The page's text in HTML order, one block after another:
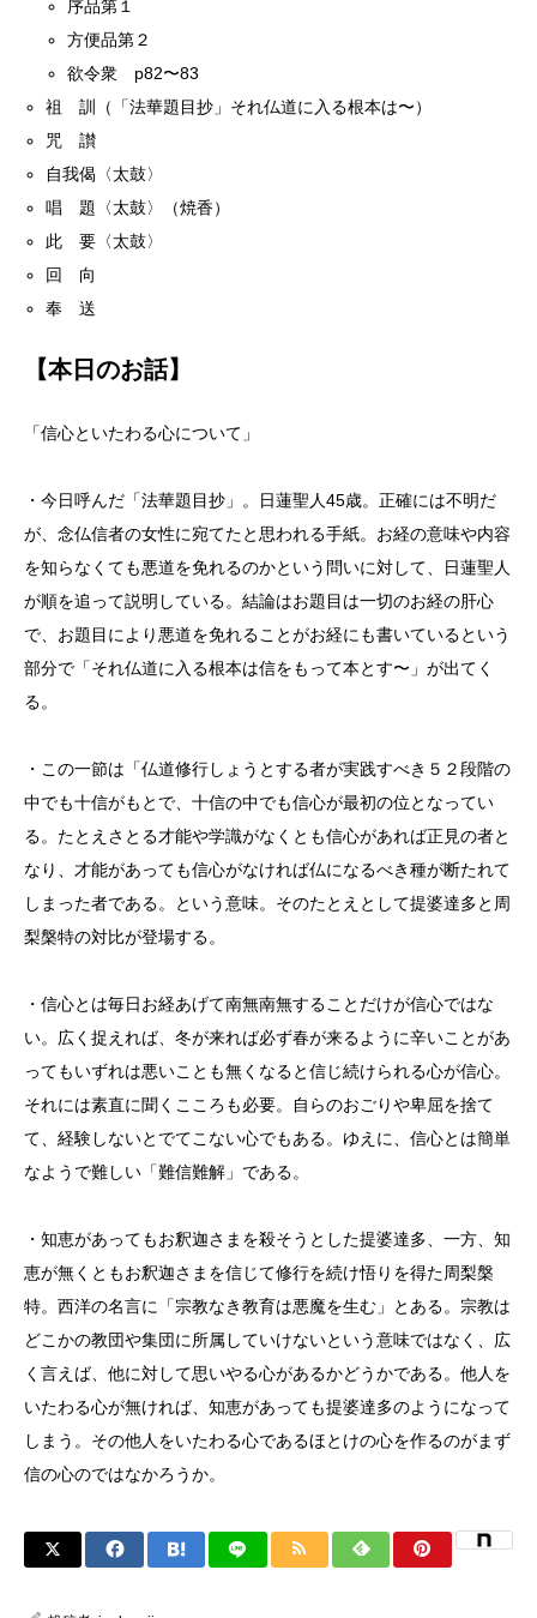
序品第１
方便品第２
欲令衆 p82〜83
祖 訓（「法華題目抄」それ仏道に入る根本は〜）
咒 讃
自我偈〈太鼓〉
唱 題〈太鼓〉（焼香）
此 要〈太鼓〉
回 向
奉 送
【本日のお話】
「信心といたわる心について」
・今日呼んだ「法華題目抄」。日蓮聖人45歳。正確には不明だ
が、念仏信者の女性に宛てたと思われる手紙。お経の意味や内容
を知らなくても悪道を免れるのかという問いに対して、日蓮聖人
が順を追って説明している。結論はお題目は一切のお経の肝心
で、お題目により悪道を免れることがお経にも書いているという
部分で「それ仏道に入る根本は信をもって本とす〜」が出てく
る。
・この一節は「仏道修行しょうとする者が実践すべき５２段階の
中でも十信がもとで、十信の中でも信心が最初の位となってい
る。たとえさとる才能や学識がなくとも信心があれば正見の者と
なり、才能があっても信心がなければ仏になるべき種が断たれて
しまった者である。という意味。そのたとえとして提婆達多と周
梨槃特の対比が登場する。
・信心とは毎日お経あげて南無南無することだけが信心ではな
い。広く捉えれば、冬が来れば必ず春が来るように辛いことがあ
ってもいずれは悪いことも無くなると信じ続けられる心が信心。
それには素直に聞くこころも必要。自らのおごりや卑屈を捨て
て、経験しないとでてこない心でもある。ゆえに、信心とは簡単
なようで難しい「難信難解」である。
・知恵があってもお釈迦さまを殺そうとした提婆達多、一方、知
恵が無くともお釈迦さまを信じて修行を続け悟りを得た周梨槃
特。西洋の名言に「宗教なき教育は悪魔を生む」とある。宗教は
どこかの教団や集団に所属していけないという意味ではなく、広
く言えば、他に対して思いやる心があるかどうかである。他人を
いたわる心が無ければ、知恵があっても提婆達多のようになって
しまう。その他人をいたわる心であるほとけの心を作るのがまず
信の心のではなかろうか。